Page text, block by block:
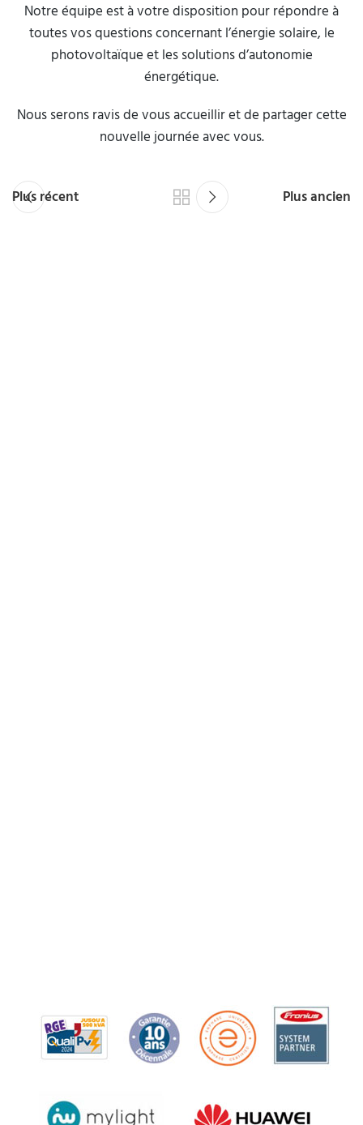
Notre équipe est à votre disposition pour répondre à
toutes vos questions concernant l’énergie solaire, le
photovoltaïque et les solutions d’autonomie
énergétique.
Nous serons ravis de vous accueillir et de partager cette
nouvelle journée avec vous.
Plus récent Plus ancien